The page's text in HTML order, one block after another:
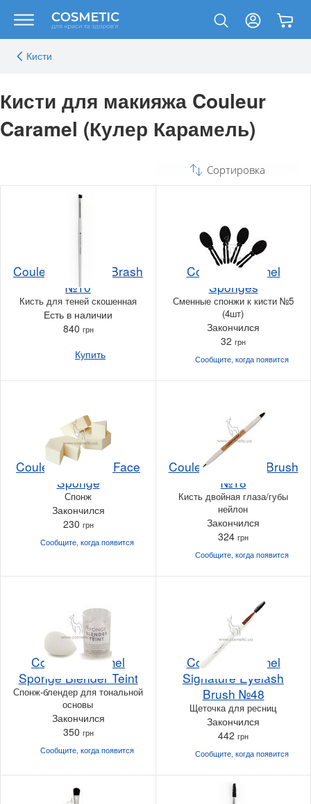
Кисти
Кисти для макияжа Couleur
Caramel (Кулер Карамель)
Сортировка
Couleur Caramel Brash
№10
Кисть для теней скошенная
Есть в наличии
840 грн
Купить
Couleur Caramel
Sponges
Сменные спонжи к кисти №5
(4шт)
Закончился
32 грн
Сообщите, когдапоявится
Couleur Caramel Face
Sponge
Спонж
Закончился
230 грн
Сообщите, когдапоявится
Couleur Caramel Brush
№18
Кисть двойная глаза/губы
нейлон
Закончился
324 грн
Сообщите, когдапоявится
Couleur Caramel
Sponge Blender Teint
Спонж-блендер для тональной
основы
Закончился
350 грн
Сообщите, когдапоявится
Couleur Caramel
Signature Eyelash
Brush №48
Щеточка для ресниц
Закончился
442 грн
Сообщите, когдапоявится